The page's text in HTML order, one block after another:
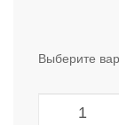
Выберите